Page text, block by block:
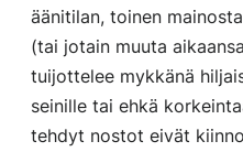
äänitilan, toinen
(tai jotain muuta
tuijottelee mykkänä
seinille tai ehkä
tehdyt nostot eivät